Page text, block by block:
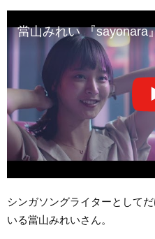
當山みれい 『sayonara
シンガソングライターとして
いる當山みれいさん。